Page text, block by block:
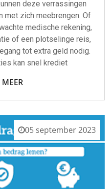
deze verrassingen
met zich meebrengen. Of
medische rekening,
of een plotselinge reis,
tot extra geld nodig.
kan snel krediet
MEER
05 september 2023